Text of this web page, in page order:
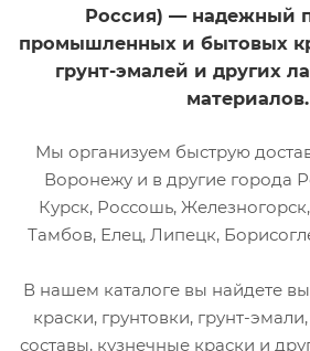
Нет
Россия) — надежный
промышленных и бытовых
грунт-эмалей и других
материалов.
Мы организуем быструю
Воронежу и в другие города
Курск, Россошь,
Тамбов, Елец, Липецк,
В нашем каталоге вы найдете
краски, грунтовки, грунт-
составы, кузнечные краски и